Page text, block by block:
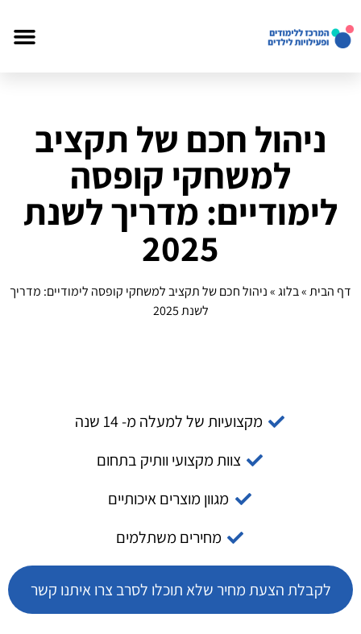
ניהול חכם של תקציב
למשחקי קופסה
לימודיים: מדריך לשנת
2025
דף הבית»בלוג»ניהול חכם של תקציב למשחקי קופסה לימודיים: מדריך
לשנת 2025
מקצועיות של למעלה מ- 14 שנה
צוות מקצועי וותיק בתחום
מגוון מוצרים איכותיים
מחירים משתלמים
לקבלת הצעת מחיר שלא תוכלו לסרב צרו איתנו קשר